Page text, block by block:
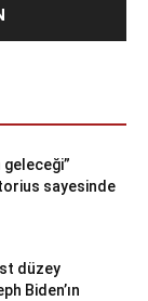
geleceği”
sayesinde
düzey
Biden’ın